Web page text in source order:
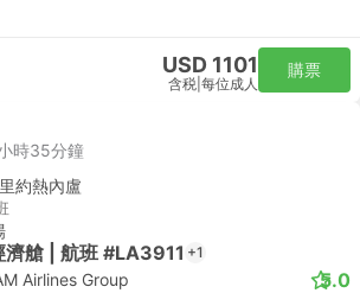
USD 1101
含税 每位成人
購票
時35分鐘
約熱內盧
濟艙 | 航班 #LA3911 +1
Airlines Group 5.0